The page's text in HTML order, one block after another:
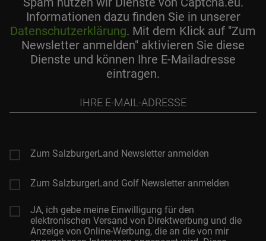
Informationen dazu finden Sie in unserer
Datenschutzerklärung. Mit dem Klick auf "Zum
Newsletter anmelden" aktivieren Sie diese
Dienste und können Ihre E-Mailadresse
eintragen.
Mail-
Zum SalzburgerLand Newsletter anmelden
Zum SalzburgerLand Golf Newsletter anmelden
JA, ich gebe meine Einwilligung für den
elektronischen Versand von Direktwerbung und die
Anzeige von Online-Werbung, die an die von mir